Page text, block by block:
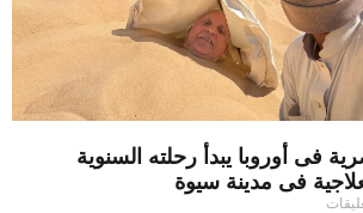
فى أوروبا يبدأ رحلته السنوية
فى مدينة سيوة